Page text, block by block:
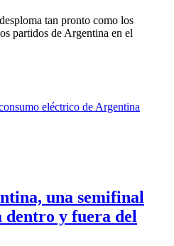
tan pronto como los
partidos de Argentina en el
una semifinal
dentro y fuera del